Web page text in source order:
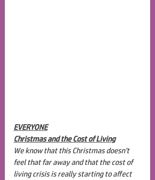
EVERYONE
Christmas and the Cost of Living
We know that this Christmas doesn’t
feel that far away and that the cost of
living crisis is really starting to affect